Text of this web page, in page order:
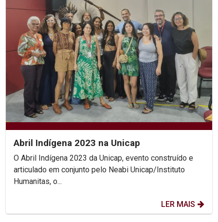
Abril Indígena 2023 na Unicap
O Abril Indígena 2023 da Unicap, evento construído e
articulado em conjunto pelo Neabi Unicap/Instituto
Humanitas, o...
LER MAIS